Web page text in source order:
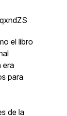
el libro
era
para
de la